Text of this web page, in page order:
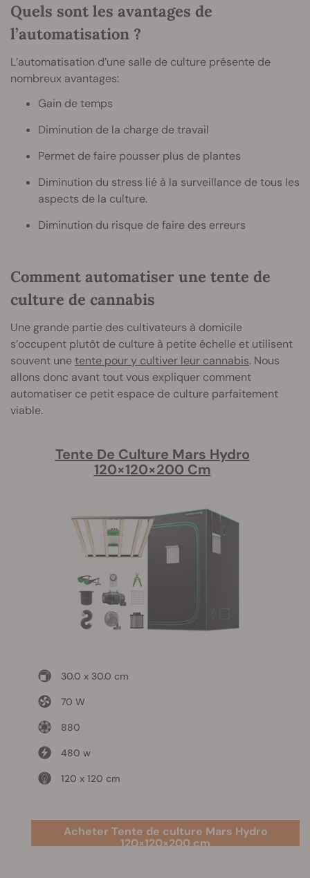
Quels sont les avantages de
l’automatisation ?
L’automatisation d’une salle de culture présente de
nombreux avantages:
Gain de temps
Diminution de la charge de travail
Permet de faire pousser plus de plantes
Diminution du stress lié à la surveillance de tous les
aspects de la culture.
Diminution du risque de faire des erreurs
Comment automatiser une tente de
culture de cannabis
Une grande partie des cultivateurs à domicile
s’occupent plutôt de culture à petite échelle et utilisent
souvent unetente pour y cultiver leur cannabis. Nous
allons donc avant tout vous expliquer comment
automatiser ce petit espace de culture parfaitement
viable.
Tente De Culture Mars Hydro
120×120×200 Cm
30.0 x 30.0 cm
70 W
880
480 w
120 x 120 cm
Acheter Tente de culture Mars Hydro
120×120×200 cm